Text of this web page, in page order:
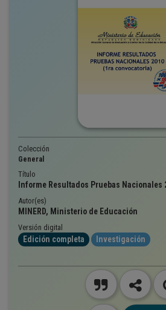
Colección
General
Título
Informe Resultados Pruebas Nacionales
Autor(es)
MINERD, Ministerio de Educación
Versión digital
Edición completa Investigación